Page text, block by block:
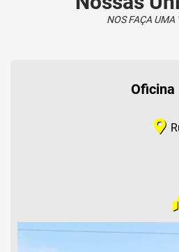
NOS FAÇA UMA
Oficina